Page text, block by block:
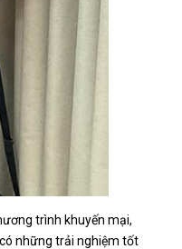
trình khuyến mại,
những trải nghiệm tốt